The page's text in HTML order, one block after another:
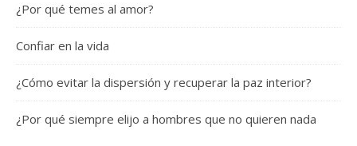
¿Por qué temes al amor?
Confiar en la vida
¿Cómo evitar la dispersión y recuperar la paz interior?
¿Por qué siempre elijo a hombres que no quieren nada